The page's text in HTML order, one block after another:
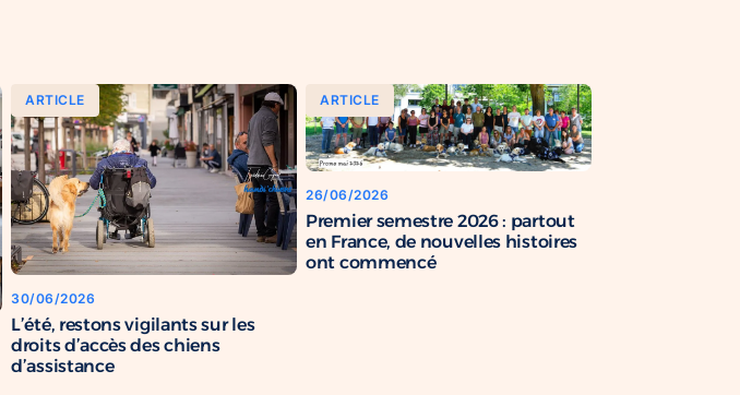
ARTICLE
30/06/2026
L’été, restons vigilants sur les
droits d’accès des chiens
d’assistance
ARTICLE
26/06/2026
Premier semestre 2026 : partout
en France, de nouvelles histoires
ont commencé